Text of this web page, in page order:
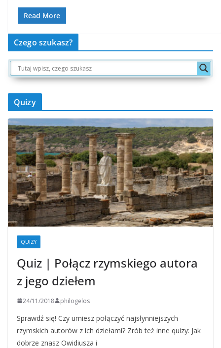
Read More
Czego szukasz?
Quizy
QUIZY
Quiz | Połącz rzymskiego autora
z jego dziełem
24/11/2018 philogelos
Sprawdź się! Czy umiesz połączyć najsłynniejszych
rzymskich autorów z ich dziełami? Zrób też inne quizy: Jak
dobrze znasz Owidiusza i